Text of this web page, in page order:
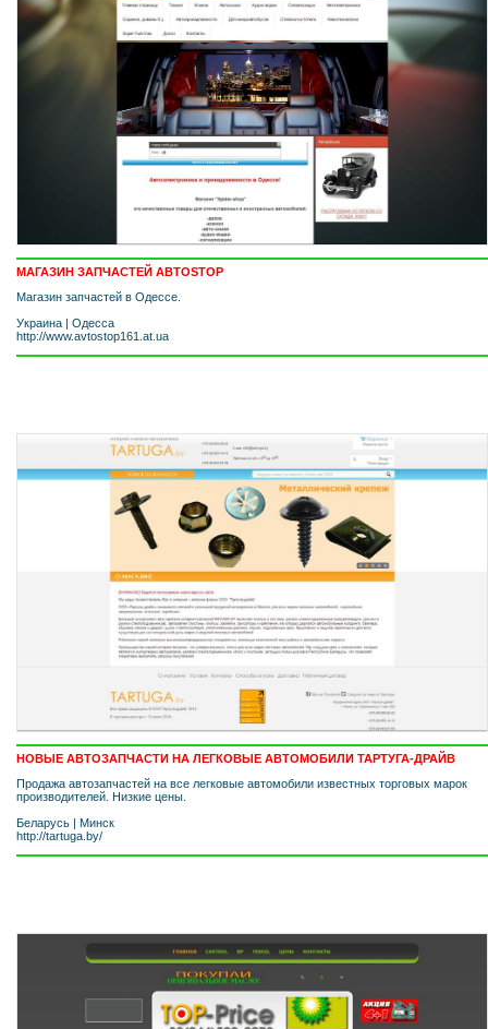
МАГАЗИН ЗАПЧАСТЕЙ АВТОSTOP
Магазин запчастей в Одессе.
Украина | Одесса
http://www.avtostop161.at.ua
НОВЫЕ АВТОЗАПЧАСТИ НА ЛЕГКОВЫЕ АВТОМОБИЛИ ТАРТУГА-ДРАЙВ
Продажа автозапчастей на все легковые автомобили известных торговых марок
производителей. Низкие цены.
Беларусь | Минск
http://tartuga.by/